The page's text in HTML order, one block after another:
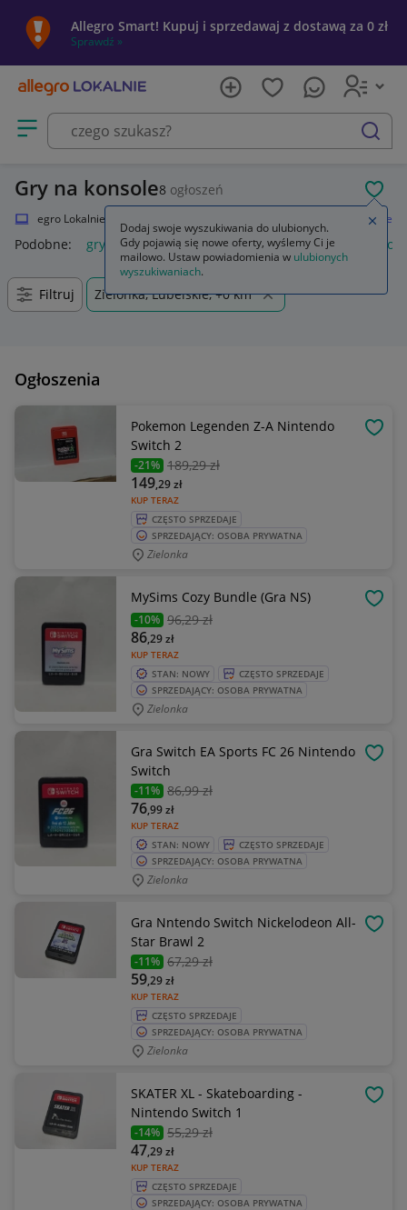
Allegro Smart! Kupuj i sprzedawaj z dostawą za 0 zł
Sprawdź »
Otwórz menu z kategoriami
szukaj
Gry na konsole8 ogłoszeń
Allegro Lokalnie Gry na konsole
Podobne: gry na konsole gry na konsolę ps5 gry na
Filtruj Zielonka, Lubelskie, +0 km
Ogłoszenia
Pokemon Legenden Z-A Nintendo
Switch 2
-21% 189,29 zł
KUP TERAZ
149,29zł
CZĘSTO SPRZEDAJE
SPRZEDAJĄCY: OSOBA PRYWATNA
Zielonka
MySims Cozy Bundle (Gra NS)
-10% 96,29 zł
KUP TERAZ
86,29zł
STAN: NOWY
CZĘSTO SPRZEDAJE
SPRZEDAJĄCY: OSOBA PRYWATNA
Zielonka
Gra Switch EA Sports FC 26 Nintendo
Switch
-11% 86,99 zł
KUP TERAZ
76,99zł
STAN: NOWY
CZĘSTO SPRZEDAJE
SPRZEDAJĄCY: OSOBA PRYWATNA
Zielonka
Gra Nntendo Switch Nickelodeon All-
Star Brawl 2
-11% 67,29 zł
KUP TERAZ
59,29zł
CZĘSTO SPRZEDAJE
SPRZEDAJĄCY: OSOBA PRYWATNA
Zielonka
SKATER XL - Skateboarding -
Nintendo Switch 1
-14% 55,29 zł
KUP TERAZ
47,29zł
CZĘSTO SPRZEDAJE
SPRZEDAJĄCY: OSOBA PRYWATNA
Dodaj swoje wyszukiwania do ulubionych.
Gdy pojawią się nowe oferty, wyślemy Ci je
mailowo. Ustaw powiadomienia w ulubionych
wyszukiwaniach.